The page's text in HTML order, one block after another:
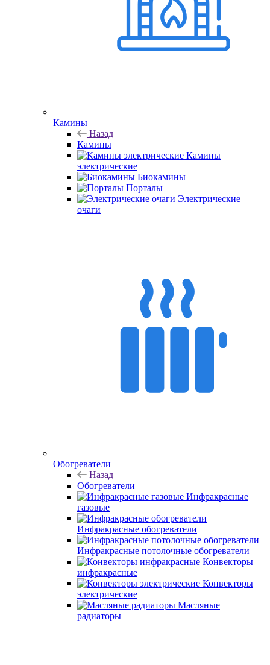
Камины
Назад
Камины
Камины
электрические
Биокамины
Порталы
Электрические
очаги
Обогреватели
Назад
Обогреватели
Инфракрасные
газовые
Инфракрасные обогреватели
Инфракрасные потолочные обогреватели
Конвекторы
инфракрасные
Конвекторы
электрические
Масляные
радиаторы